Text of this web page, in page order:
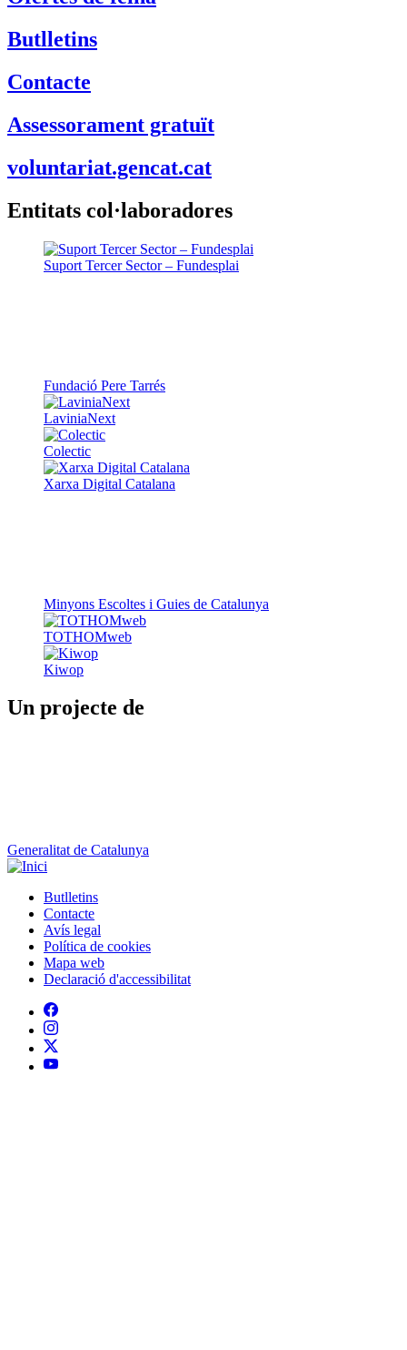
Ofertes de feina
Butlletins
Contacte
Assessorament gratuït
voluntariat.gencat.cat
Entitats col·laboradores
Fundació Pere Tarrés
LaviniaNext
Colectic
Minyons Escoltes i Guies de Catalunya
TOTHOMweb
Kiwop
Peu
Butlletins
Contacte
Avís legal
Política de cookies
Declaració d'accessibilitat